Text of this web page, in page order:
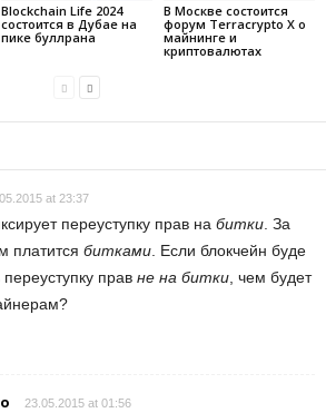
Blockchain Life 2024
состоится в Дубае на
пике буллрана
В Москве состоится
форум Terracrypto X о
майнинге и
криптовалютах
at 23:37
переуступку прав на битки . За
платится битками . Если блокчейн буде
прав не на битки , чем будет
23.05.2015 at 01:56